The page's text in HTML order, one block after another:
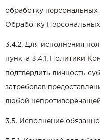
обработку
Обработку
3.4.2. Для исполнения
пункта 3.4.1. Политики
подтвердить личность
затребовав
любой
3.5. Исполнение